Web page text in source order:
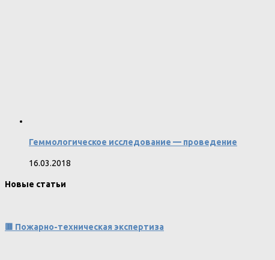
Геммологическое исследование — проведение
16.03.2018
Новые статьи
🟥 Пожарно-техническая экспертиза